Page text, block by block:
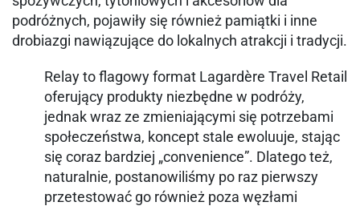
podróżnych, pojawiły się również pamiątki i inne
drobiazgi nawiązujące do lokalnych atrakcji i tradycji.
Relay to flagowy format Lagardère Travel Retail
oferujący produkty niezbędne w podróży,
jednak wraz ze zmieniającymi się potrzebami
społeczeństwa, koncept stale ewoluuje, stając
się coraz bardziej „convenience”. Dlatego też,
naturalnie, postanowiliśmy po raz pierwszy
przetestować go również poza węzłami